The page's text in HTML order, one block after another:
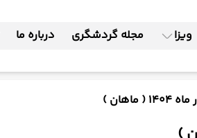
ویزا مجله گردشگری درباره ما